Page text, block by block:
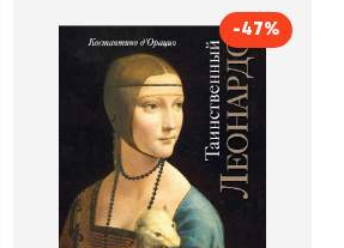
-47%
Таинственный Леонардо
Константино д`Орацио
Издательство
Эксмо